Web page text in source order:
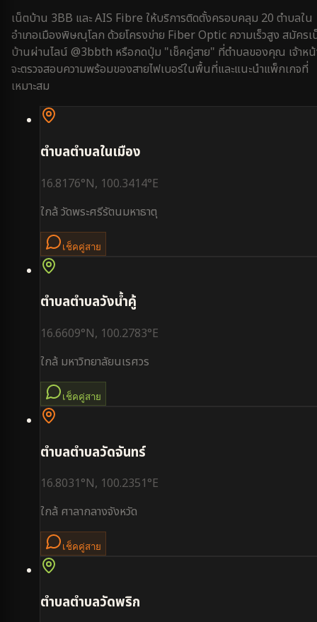
เน็ตบ้าน 3BB และ AIS Fibre ให้บริการติดตั้งครอบคลุม 20 ตำบลใน
อำเภอเมืองพิษณุโลก ด้วยโครงข่าย Fiber Optic ความเร็วสูง สมัคร
บ้านผ่านไลน์ @3bbth หรือกดปุ่ม "เช็คคู่สาย" ที่ตำบลของคุณ เจ้าห
จะตรวจสอบความพร้อมของสายไฟเบอร์ในพื้นที่และแนะนำแพ็กเกจที่
เหมาะสม
ตำบลตำบลในเมือง
16.8176°N, 100.3414°E
ใกล้วัดพระศรีรัตนมหาธาตุ
เช็คคู่สาย
ตำบลตำบลวังน้ำคู้
16.6609°N, 100.2783°E
ใกล้ มหาวิทยาลัยนเรศวร
เช็คคู่สาย
ตำบลตำบลวัดจันทร์
16.8031°N, 100.2351°E
ใกล้ ศาลากลางจังหวัด
เช็คคู่สาย
ตำบลตำบลวัดพริก